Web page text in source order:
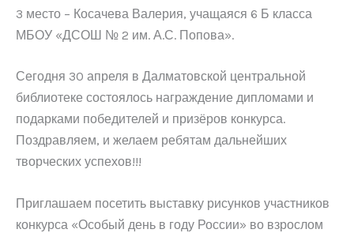
3 место – Косачева Валерия, учащаяся 6 Б класса
МБОУ «ДСОШ № 2 им. А.С. Попова».
Сегодня 30 апреля в Далматовской центральной
библиотеке состоялось награждение дипломами и
подарками победителей и призёров конкурса.
Поздравляем, и желаем ребятам дальнейших
творческих успехов!!!
Приглашаем посетить выставку рисунков участников
конкурса «Особый день в году России» во взрослом